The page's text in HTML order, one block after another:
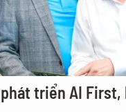
triển AI First,